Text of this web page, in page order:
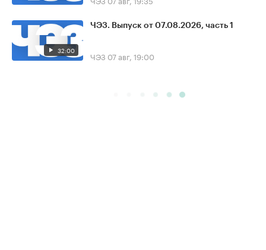
32:00
ЧЭЗ. Выпуск от 07.08.2026, часть 1
ЧЭЗ 07 авг, 19:00